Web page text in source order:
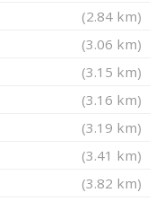
(2.84 km)
(3.06 km)
(3.15 km)
(3.16 km)
(3.19 km)
(3.41 km)
(3.82 km)